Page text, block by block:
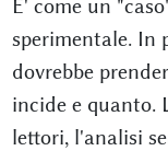
E' come un
sperimentale. In
dovrebbe
incide e quanto.
lettori, l'analisi